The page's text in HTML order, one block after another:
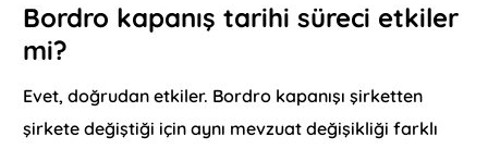
Bordro kapanış tarihi süreci etkiler
mi?
Evet, doğrudan etkiler. Bordro kapanışı şirketten
şirkete değiştiği için aynı mevzuat değişikliği farklı